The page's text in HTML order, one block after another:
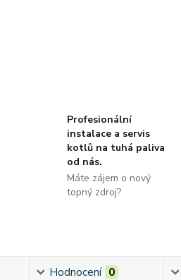
Profesionální
instalace a servis
kotlů na tuhá paliva
od nás.
Máte zájem o nový
topný zdroj?
Hodnocení 0